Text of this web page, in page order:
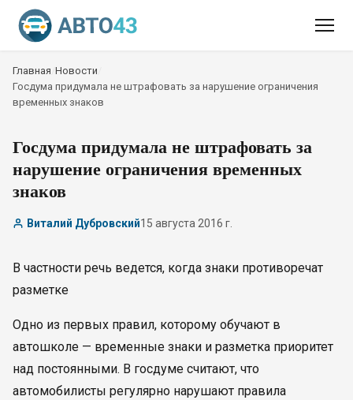
Главная Новости
Госдума придумала не штрафовать за нарушение ограничения
временных знаков
Госдума придумала не штрафовать за
нарушение ограничения временных
знаков
Виталий Дубровский15 августа 2016 г.
В частности речь ведется, когда знаки противоречат
разметке
Одно из первых правил, которому обучают в
автошколе — временные знаки и разметка приоритет
над постоянными. В госдуме считают, что
автомобилисты регулярно нарушают правила